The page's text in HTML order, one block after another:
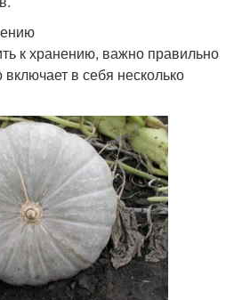
к хранению, важно правильно
в себя несколько